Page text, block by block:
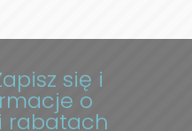
się i
o
rabatach